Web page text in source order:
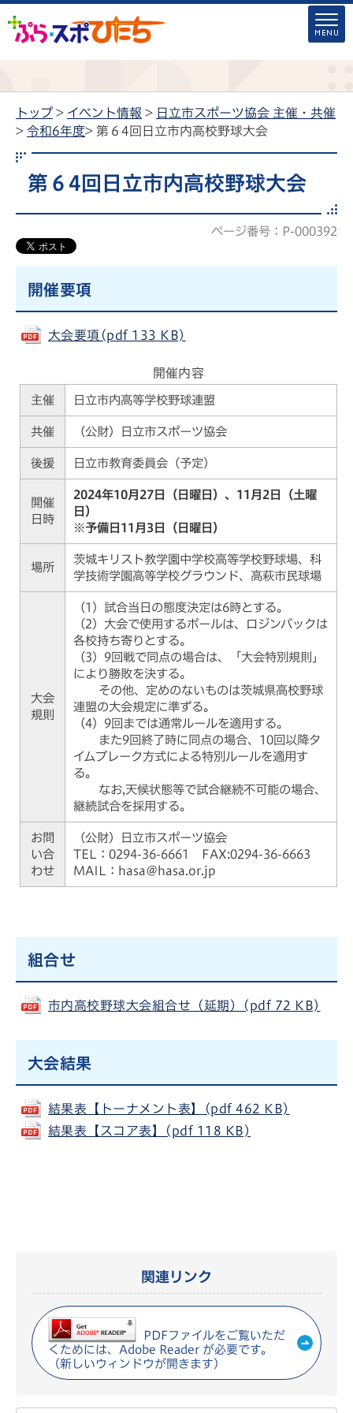
トップ > イベント情報 > 日立市スポーツ協会 主催・共催
> 令和6年度> 第６4回日立市内高校野球大会
第６4回日立市内高校野球大会
ページ番号：P-000392
開催要項
大会要項(pdf 133 KB)
開催内容
主催 日立市内高等学校野球連盟
共催 （公財）日立市スポーツ協会
後援 日立市教育委員会（予定）
開催
日時
2024年10月27日（日曜日）、11月2日（土曜
日）
※予備日11月3日（日曜日）
場所
茨城キリスト教学園中学校高等学校野球場、科
学技術学園高等学校グラウンド、高萩市民球場
大会
規則
（1）試合当日の態度決定は6時とする。
（2）大会で使用するボールは、ロジンバックは
各校持ち寄りとする。
（3）9回戦で同点の場合は、「大会特別規則」
により勝敗を決する。
その他、定めのないものは茨城県高校野球
連盟の大会規定に準ずる。
（4）9回までは通常ルールを適用する。
また9回終了時に同点の場合、10回以降タ
イムブレーク方式による特別ルールを適用す
る。
なお,天候状態等で試合継続不可能の場合、
継続試合を採用する。
お問
い合
わせ
（公財）日立市スポーツ協会
TEL：0294-36-6661 FAX:0294-36-6663
MAIL：hasa＠hasa .or.jp
組合せ
市内高校野球大会組合せ（延期）(pdf 72 KB)
大会結果
結果表【トーナメント表】(pdf 462 KB)
結果表【スコア表】(pdf 118 KB)
関連リンク
PDFファイルをご覧いただ
くためには、Adobe Reader が必要です。
（新しいウィンドウが開きます）